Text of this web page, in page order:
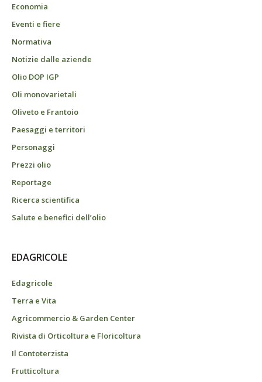
Economia
Eventi e fiere
Normativa
Notizie dalle aziende
Olio DOP IGP
Oli monovarietali
Oliveto e Frantoio
Paesaggi e territori
Personaggi
Prezzi olio
Reportage
Ricerca scientifica
Salute e benefici dell’olio
EDAGRICOLE
Edagricole
Terra e Vita
Agricommercio & Garden Center
Rivista di Orticoltura e Floricoltura
Il Contoterzista
Frutticoltura